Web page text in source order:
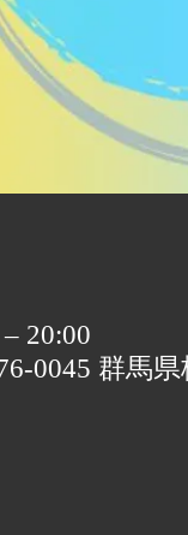
20:00
0045 群馬